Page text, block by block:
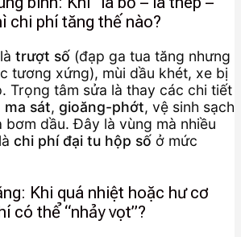
chi phí tăng thế nào?
trượt số (đạp ga tua tăng nhưng
tương xứng), mùi dầu khét, xe bị
Trọng tâm sửa là thay các chi tiết
ma sát, gioăng-phớt, vệ sinh sạch
bơm dầu. Đây là vùng mà nhiều
chi phí đại tu hộp số ở mức
Khi quá nhiệt hoặc hư cơ
có thể “nhảy vọt”?